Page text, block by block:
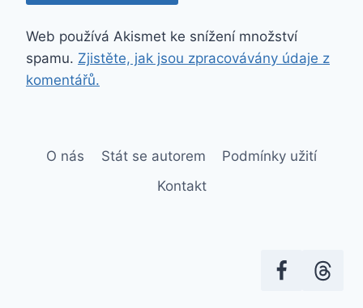
Web používá Akismet ke snížení množství
spamu. Zjistěte, jak jsou zpracovávány údaje z
komentářů.
O nás Stát se autorem
Podmínky užití
Kontakt